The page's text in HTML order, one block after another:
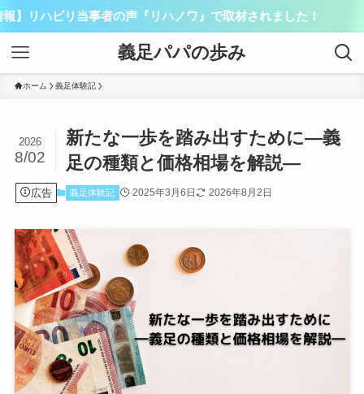
者の声『リハノワ』で取材されました！
義足パパの歩み
ホーム 義足体験記
新たな一歩を踏み出すために―義
足の種類と価格相場を解説―
2026
8/02
広告 義足体験記 2025年3月6日 2026年8月2日